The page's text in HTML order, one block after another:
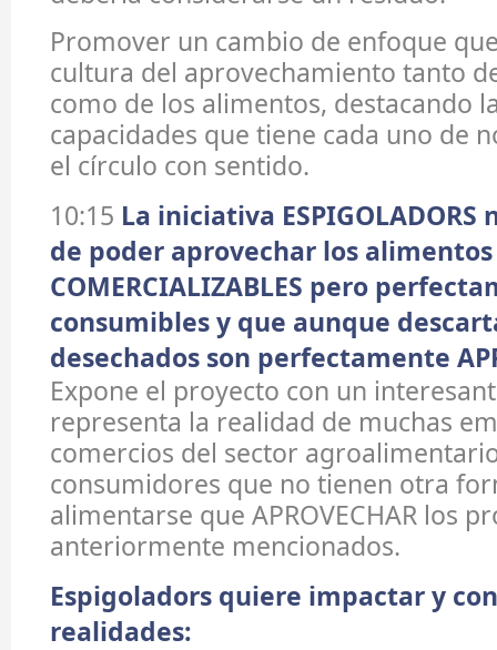
Promover un cambio de enfoque
cultura del aprovechamiento tanto
como de los alimentos, destacando
capacidades que tiene cada uno de
el círculo con sentido.
10:15 La iniciativa ESPIGOLADORS
de poder aprovechar los
COMERCIALIZABLES pero
consumibles y que aunque
desechados son perfectamente
Expone el proyecto con un
representa la realidad de muchas
comercios del sector
consumidores que no tienen otra
alimentarse que APROVECHAR los
anteriormente mencionados.
Espigoladors quiere impactar y
realidades: